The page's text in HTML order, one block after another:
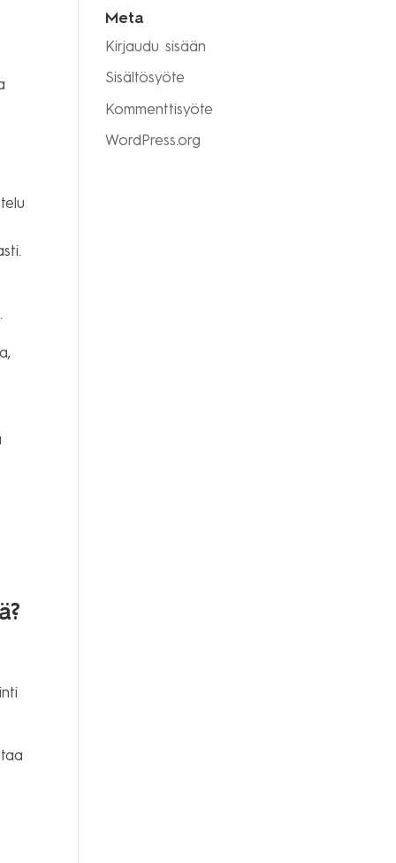
Meta
Kirjaudu sisään
Sisältösyöte
Kommenttisyöte
WordPress.org